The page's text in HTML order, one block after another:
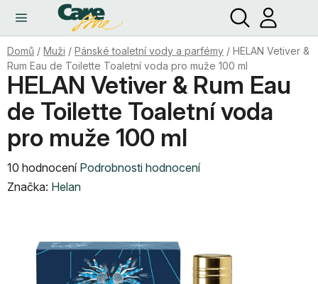
obsah
Hledat
Domů / Muži / Pánské toaletní vody a parfémy / HELAN Vetiver &
Rum Eau de Toilette Toaletní voda pro muže 100 ml
HELAN Vetiver & Rum Eau
de Toilette Toaletní voda
pro muže 100 ml
Průměrné
hodnocení
10 hodnocení Podrobnosti hodnocení
Značka: Helan